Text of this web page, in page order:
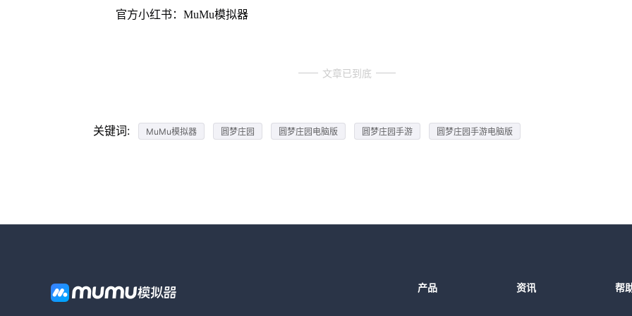
官方小红书：MuMu模拟器
文章已到底
关键词: MuMu模拟器 圆梦庄园 圆梦庄园电脑版 圆梦庄园手游 圆梦庄园手游电脑版
产品 资讯 帮